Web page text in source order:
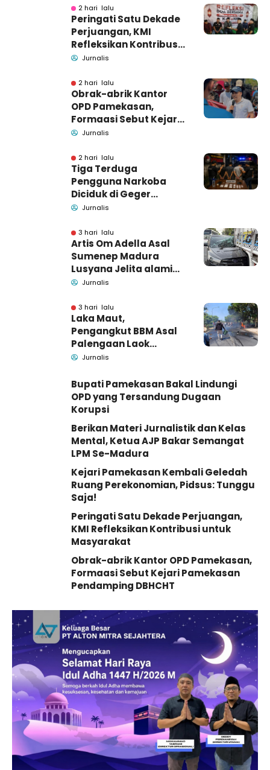
2 hari lalu
Peringati Satu Dekade
Perjuangan, KMI
Refleksikan Kontribusi
untuk Masyarakat
Jurnalis
2 hari lalu
Obrak-abrik Kantor
OPD Pamekasan,
Formaasi Sebut Kejari
Pamekasan
Jurnalis
2 hari lalu
Tiga Terduga
Pengguna Narkoba
Diciduk di Geger
Bangkalan, Polisi Masih
Barang Bukti
Jurnalis
3 hari lalu
Artis Om Adella Asal
Sumenep Madura
Lusyana Jelita alami
kecelakaan di Wonogiri
Jurnalis
3 hari lalu
Laka Maut,
Pengangkut BBM Asal
Palengaan Laok
Pamekasan Meninggal
Jurnalis
Bupati Pamekasan Bakal Lindungi
OPD yang Tersandung Dugaan
Korupsi
Berikan Materi Jurnalistik dan Kelas
Mental, Ketua AJP Bakar Semangat
LPM Se-Madura
Kejari Pamekasan Kembali Geledah
Ruang Perekonomian, Pidsus: Tunggu
Saja!
Peringati Satu Dekade Perjuangan,
KMI Refleksikan Kontribusi untuk
Masyarakat
Obrak-abrik Kantor OPD Pamekasan,
Formaasi Sebut Kejari Pamekasan
Pendamping DBHCHT